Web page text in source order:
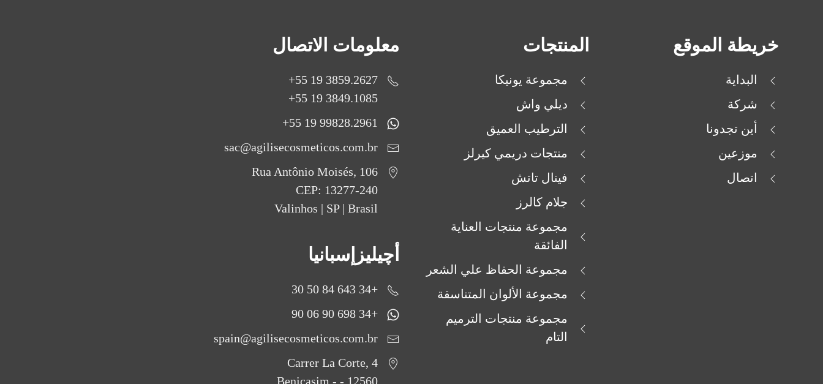
خريطة الموقع
البداية
شركة
أين تجدونا
موزعين
اتصال
المنتجات
مجموعة يونيكا
ديلي واش
الترطيب العميق
منتجات دريمي كيرلز
فينال تاتش
جلام كالرز
مجموعة منتجات العناية
الفائقة
مجموعة الحفاظ علي الشعر
مجموعة الألوان المتناسقة
مجموعة منتجات الترميم
التام
معلومات الاتصال
3859.2627 19 55+
3849.1085 19 55+
99828.2961 19 55+
sac@agilisecosmeticos.com.br
Rua Antônio Moisés, 106
CEP: 13277-240
Valinhos | SP | Brasil
أچيليزإسبانيا
+34 643 84 50 30
+34 698 90 06 90
spain@agilisecosmeticos.com.br
Carrer La Corte, 4
12560 - Benicasim -